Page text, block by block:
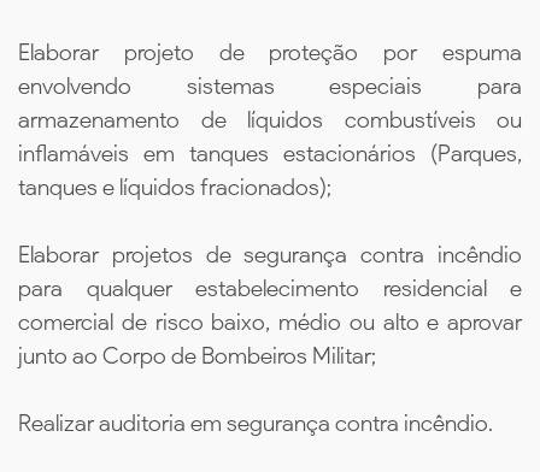
Elaborar projeto de proteção por espuma
envolvendo sistemas especiais para
armazenamento de líquidos combustíveis ou
inflamáveis em tanques estacionários (Parques,
tanques e líquidos fracionados);
Elaborar projetos de segurança contra incêndio
para qualquer estabelecimento residencial e
comercial de risco baixo, médio ou alto e aprovar
junto ao Corpo de Bombeiros Militar;
Realizar auditoria em segurança contra incêndio.